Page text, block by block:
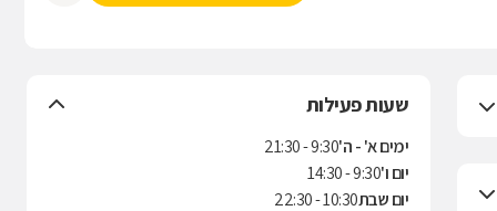
שעות פעילות
ימים א' - ה'9:30 - 21:30
יום ו'9:30 - 14:30
יום שבת10:30 - 22:30